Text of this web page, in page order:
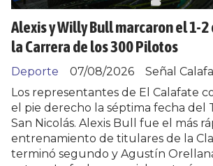
Alexis y Willy Bull marcaron el 1-2
la Carrera de los 300 Pilotos
Señal
Deporte
07/08/2026
Los representantes de El Calafate
el pie derecho la séptima fecha del
San Nicolás. Alexis Bull fue el más
entrenamiento de titulares de la
terminó segundo y Agustín